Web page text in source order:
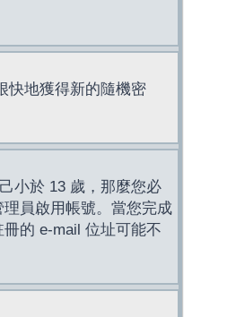
快地獲得新的隨機密
小於 13 歲，那麼您必
員啟用帳號。當您完成
的 e-mail 位址可能不